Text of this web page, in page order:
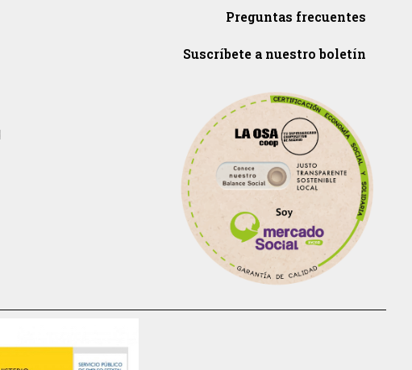
Preguntas frecuentes
Suscríbete a nuestro boletín